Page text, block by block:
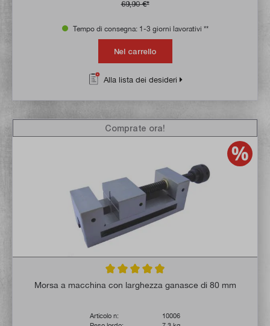
69,90 €*
Tempo di consegna: 1-3 giorni lavorativi **
Nel carrello
Alla lista dei desideri
Valutazione media di 4.9 su 5 stelle
Morsa a macchina con larghezza ganasce di 80 mm
Articolo n:
10006
Comprate ora!